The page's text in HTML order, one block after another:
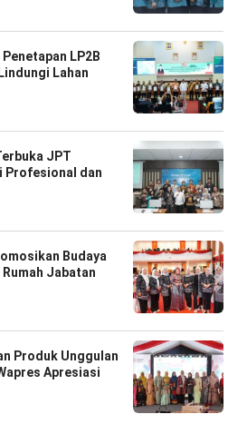
LP2B
Lahan
JPT
Profesional dan
Budaya
Jabatan
Produk Unggulan
Apresiasi